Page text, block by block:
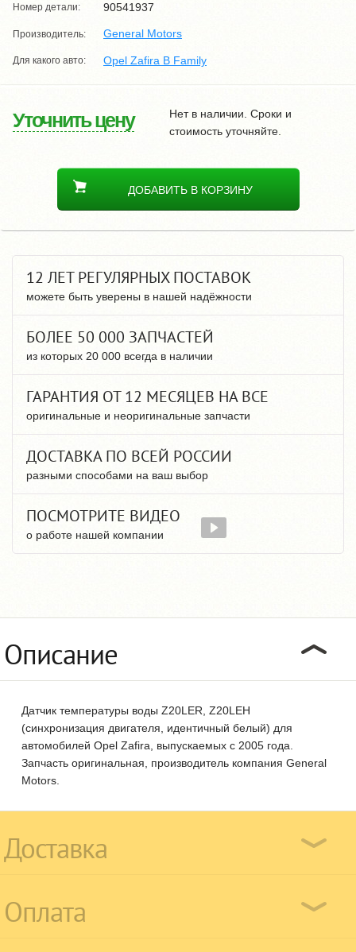
Номер детали: 90541937
Производитель: General Motors
Для какого авто: Opel Zafira B Family
Уточнить цену
Нет в наличии. Сроки и
стоимость уточняйте.
ДОБАВИТЬ В КОРЗИНУ
12 ЛЕТ РЕГУЛЯРНЫХ ПОСТАВОК
можете быть уверены в нашей надёжности
БОЛЕЕ 50 000 ЗАПЧАСТЕЙ
из которых 20 000 всегда в наличии
ГАРАНТИЯ ОТ 12 МЕСЯЦЕВ НА ВСЕ
оригинальные и неоригинальные запчасти
ДОСТАВКА ПО ВСЕЙ РОССИИ
разными способами на ваш выбор
ПОСМОТРИТЕ ВИДЕО
о работе нашей компании
Описание
Датчик температуры воды Z20LER, Z20LEH
(синхронизация двигателя, идентичный белый) для
автомобилей Opel Zafira, выпускаемых с 2005 года.
Запчасть оригинальная, производитель компания General
Motors.
Доставка
Оплата